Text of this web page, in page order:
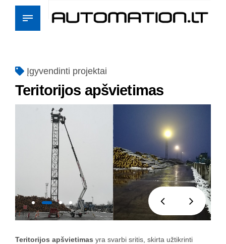
Įgyvendinti projektai
Teritorijos apšvietimas
Teritorijos apšvietimas yra svarbi sritis, skirta užtikrinti